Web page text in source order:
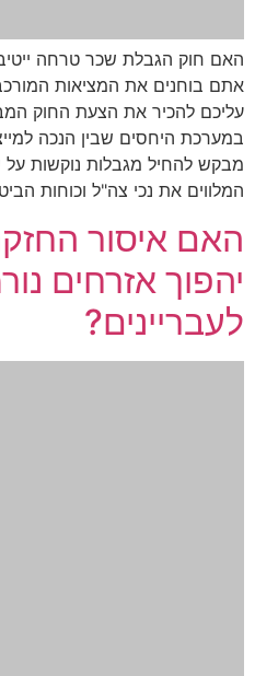
האם חוק הגבלת שכר טרחה
אתם בוחנים את המציאות
עליכם להכיר את הצעת החוק
במערכת היחסים שבין הנכה
מבקש להחיל מגבלות נוקשות על
המלווים את נכי צה"ל וכוחות
האם איסור
יהפוך אזרחים
לעבריינים?